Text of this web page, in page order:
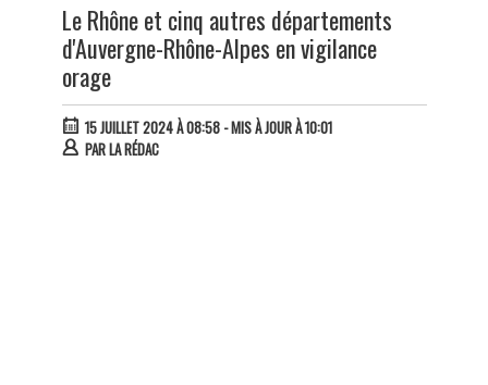
Le Rhône et cinq autres départements
d'Auvergne-Rhône-Alpes en vigilance
orage
15 JUILLET 2024 À 08:58- MIS À JOUR À 10:01
PARLA RÉDAC